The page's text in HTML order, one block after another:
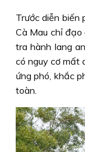
Trước diễn
Cà Mau chỉ
tra hành lang
có nguy cơ mất
ứng phó, khắc
toàn.